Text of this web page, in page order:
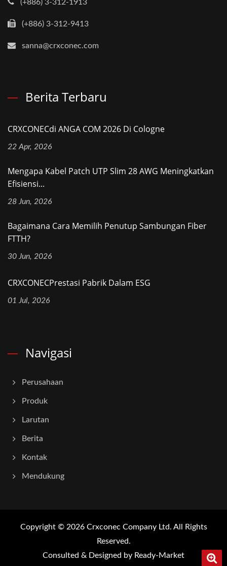
(+886) 3-312-1913
(+886) 3-312-9413
sanna@crxconec.com
Berita Terbaru
CRXCONECdi ANGA COM 2026 Di Cologne
22 Apr, 2026
Mengapa Kabel Patch UTP Slim 28 AWG Meningkatkan
Efisiensi...
28 Jun, 2026
Bagaimana Cara Memilih Penutup Sambungan Fiber
FTTH?
30 Jun, 2026
CRXCONECPrestasi Pabrik Dalam ESG
01 Jul, 2026
Navigasi
Perusahaan
Produk
Larutan
Berita
Kontak
Mendukung
Copyright © 2026 Crxconec Company Ltd. All Rights
Reserved.
Consulted & Designed by Ready-Market